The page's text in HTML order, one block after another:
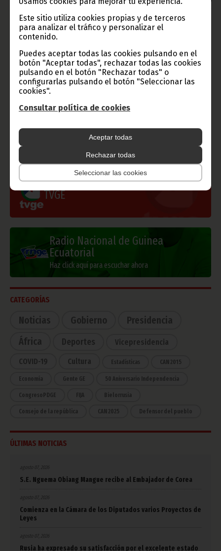
Este sitio utiliza cookies propias y de terceros
para analizar el tráfico y personalizar el
contenido.
Puedes aceptar todas las cookies pulsando en el
botón "Aceptar todas", rechazar todas las cookies
pulsando en el botón "Rechazar todas" o
configurarlas pulsando el botón "Seleccionar las
cookies".
Consultar política de cookies
Aceptar todas
Rechazar todas
Seleccionar las cookies
(Oficina de Información y Prensa de Guinea Ecuatorial).
Gobierno e Instituciones
Información de Guinea Ecuatorial
TVGE
Radio Nacional de Guinea
Ecuatorial
Haz click aquí para escuchar ahora
CATEGORÍAS
Noticias Gobierno
Presidencia
África
Deportes Vicepresidencia
COVID-19 Cultura Estadísticas CAN 2015
Economía Gente GE 50 Aniversario Independencia
CongresoPDGE FIJA Bielorrusia
Consejo de la república CAN 2025 Defensor del pueblo
ÚLTIMAS NOTICIAS
agosto 07, 2026
S.E. Nguema Obiang Mangue recibe al Embajador de Corea
agosto 07, 2026
Comienza en la Cámara de los Diputados varios Proyectos de
Leyes
agosto 07, 2026
Rusia ha expresado su satisfacción por el excelente estado